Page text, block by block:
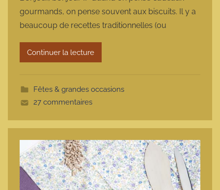
r
m
a
t
gourmands, on pense souvent aux biscuits. Il y a
beaucoup de recettes traditionnelles (ou
Continuer la lecture
Fêtes & grandes occasions
27 commentaires